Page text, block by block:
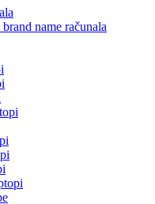
name računala